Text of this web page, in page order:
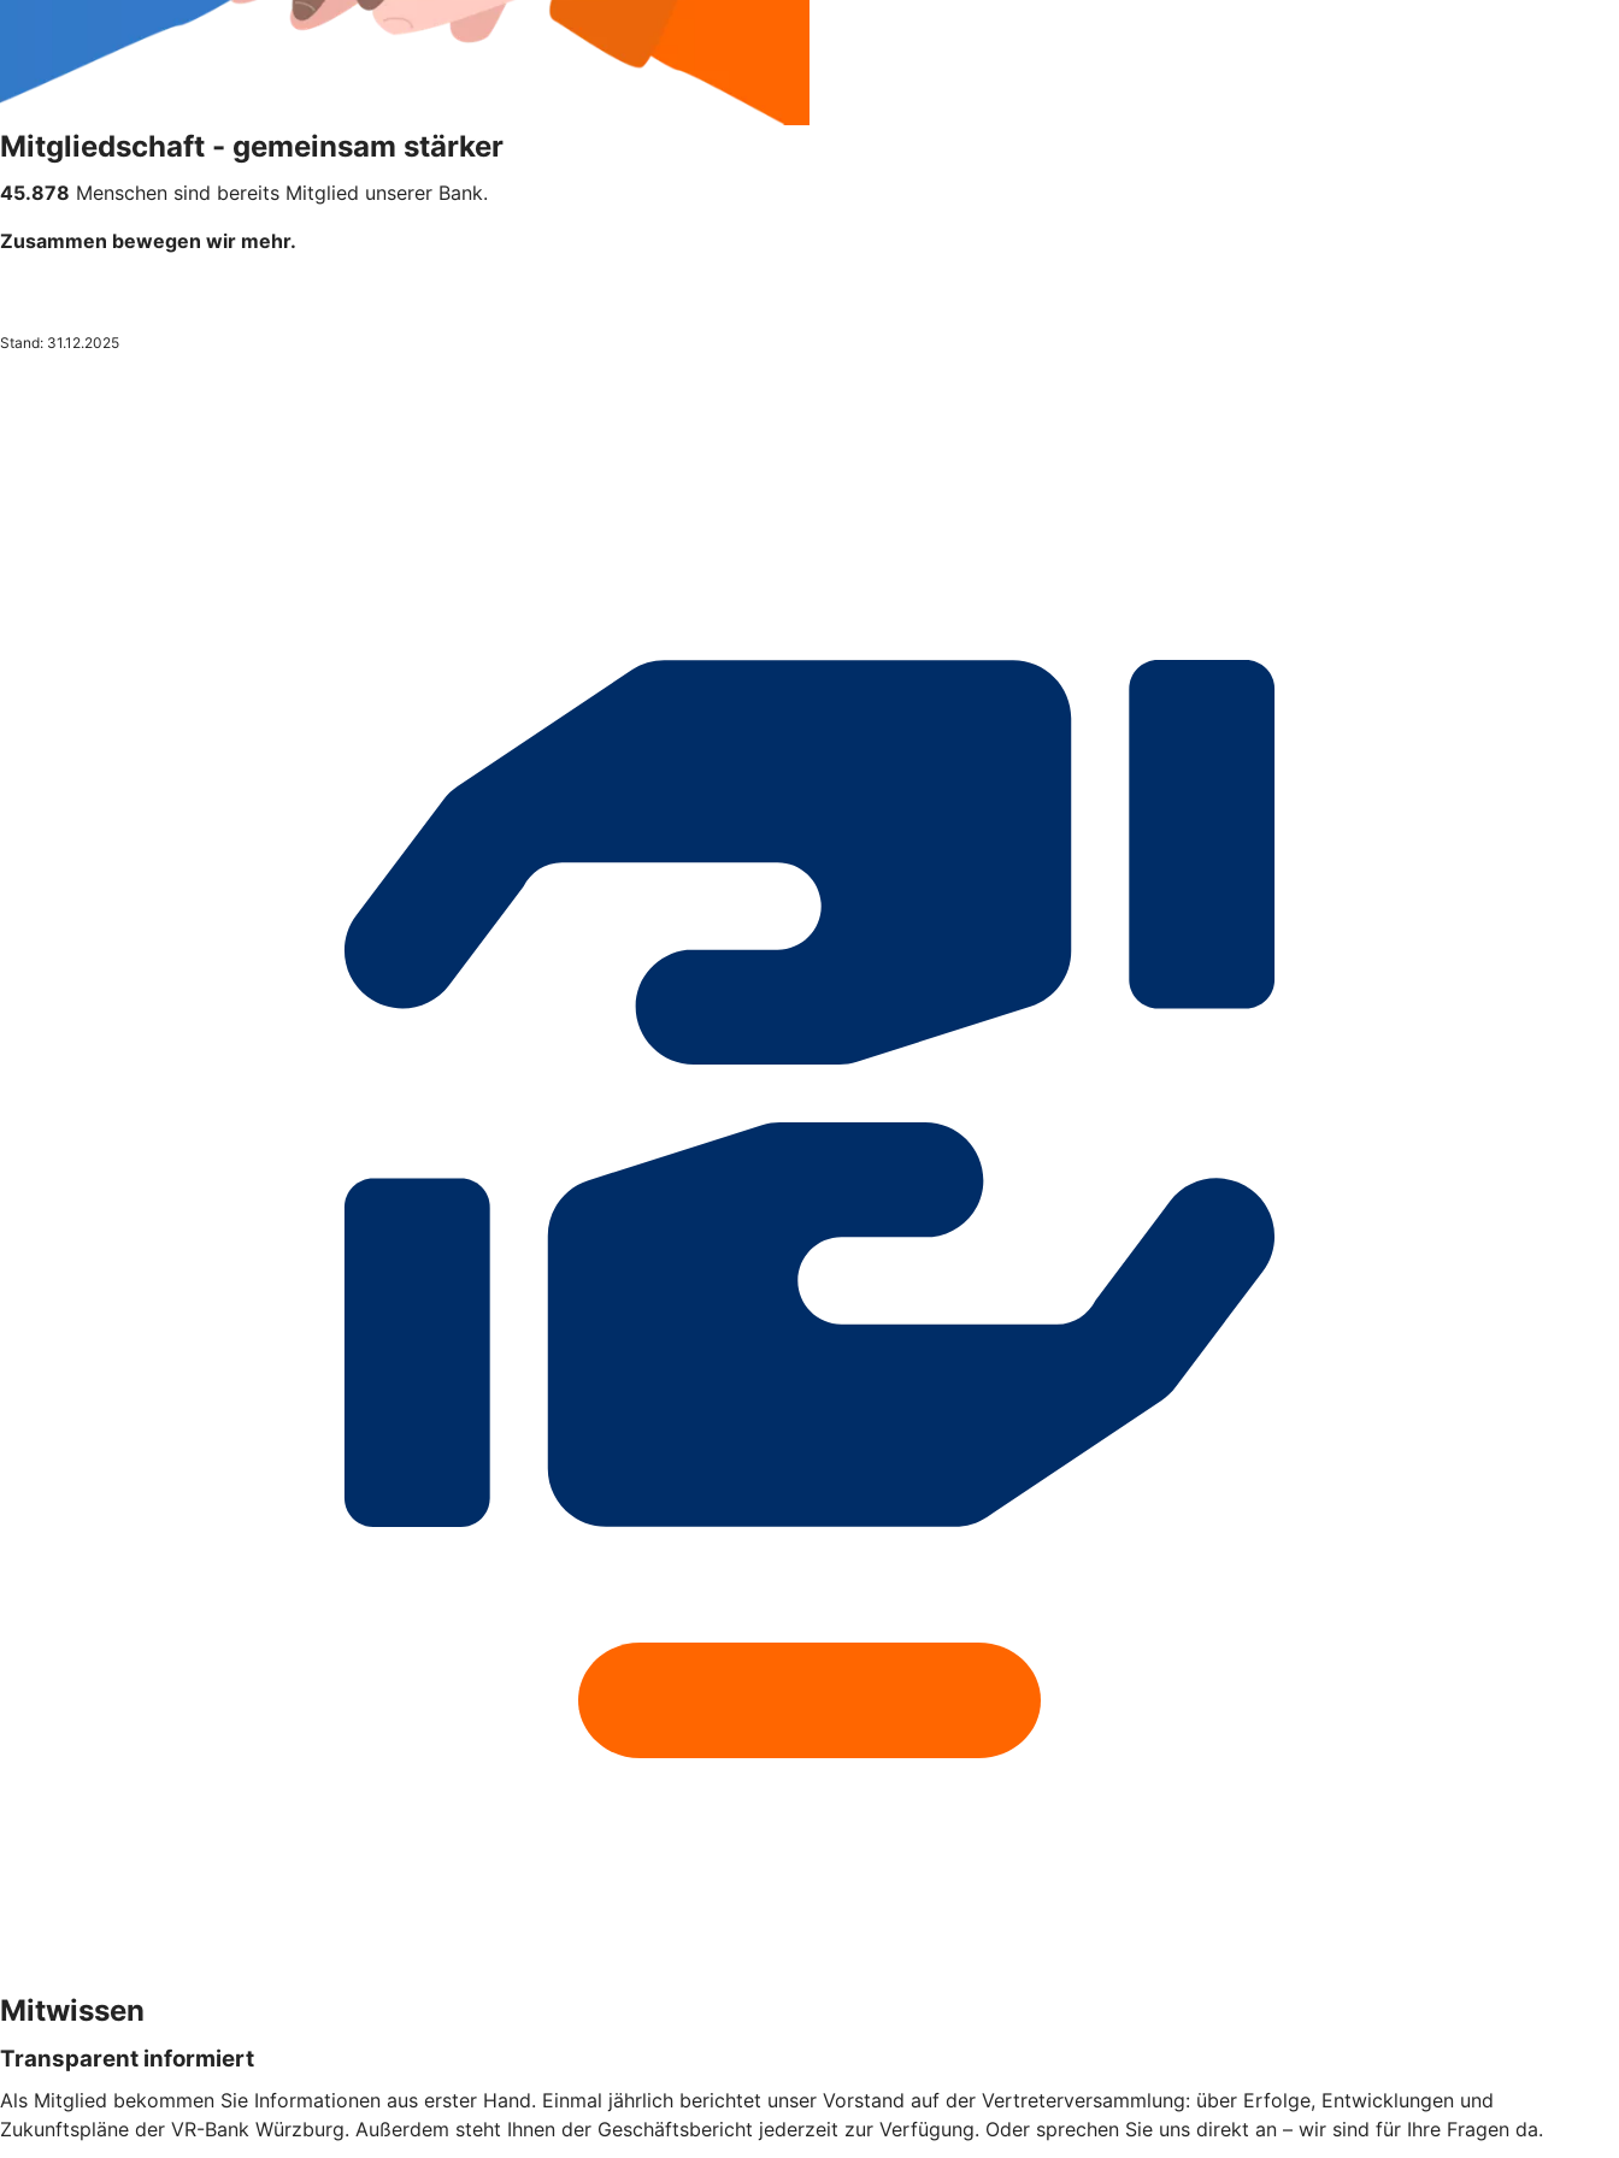
Mitgliedschaft - gemeinsam stärker
45.878 Menschen sind bereits Mitglied unserer Bank.
Zusammen bewegen wir mehr.
Stand: 31.12.2025
Mitwissen
Transparent informiert
Als Mitglied bekommen Sie Informationen aus erster Hand. Einmal jährlich berichtet unser Vorstand auf der Vertreterversammlung: über Erfolge, Entwicklungen und
Zukunftspläne der VR-Bank Würzburg. Außerdem steht Ihnen der Geschäftsbericht jederzeit zur Verfügung. Oder sprechen Sie uns direkt an – wir sind für Ihre Fragen da.